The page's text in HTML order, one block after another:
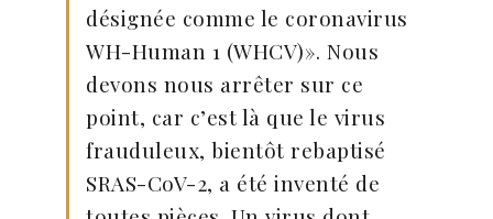
désignée comme le coronavirus
WH-Human 1 (WHCV)». Nous
devons nous arrêter sur ce
point, car c’est là que le virus
frauduleux, bientôt rebaptisé
SRAS-CoV-2, a été inventé de